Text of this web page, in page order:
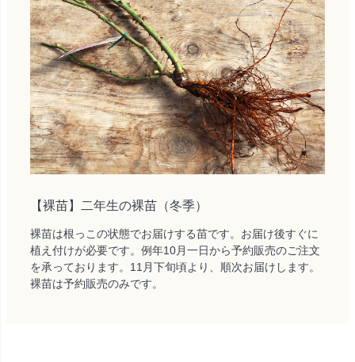
【裸苗】二年生の裸苗（冬季）
裸苗は根っこの状態でお届けする苗です。お届け後すぐに
植え付けが必要です。例年10月一日から予約販売のご注文
を承っております。11月下旬頃より、順次お届けします。
裸苗は予約販売のみです。